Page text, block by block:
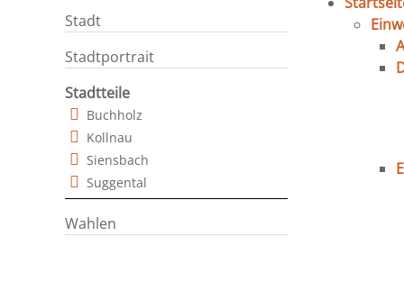
Stadt
Stadtportrait
Stadtteile
Buchholz
Kollnau
Siensbach
Suggental
Wahlen